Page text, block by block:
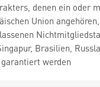
denen ein oder
Union
Brasilien,
werden